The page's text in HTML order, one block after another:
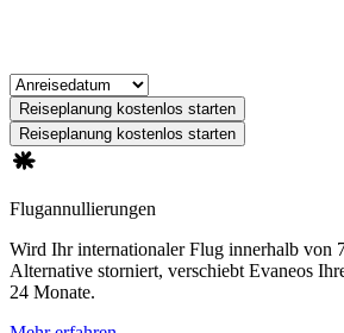
Reiseplanung kostenlos starten
Reiseplanung kostenlos starten
Flugannullierungen
Wird Ihr internationaler Flug innerhalb von
Alternative storniert, verschiebt Evaneos
24 Monate.